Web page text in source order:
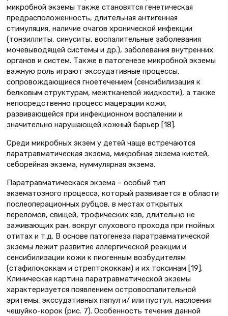
микробной экземы также становятся генетическая
предрасположенность, длительная антигенная
стимуляция, наличие очагов хронической инфекции
(тонзиллиты, синуситы, воспалительные заболевания
мочевыводящей системы и др.), заболевания внутренних
органов и систем. Также в патогенезе микробной экземы
важную роль играют экссудативные процессы,
сопровождающиеся гноетечением (сенсибилизация к
белковым структурам, межтканевой жидкости), а также
непосредственно процесс мацерации кожи,
развивающейся при инфекционном воспалении и
значительно нарушающей кожный барьер [18].
Среди микробных экзем у детей чаще встречаются
паратравматическая экзема, микробная экзема кистей,
себорейная экзема, нуммулярная экзема.
Паратравматическася экзема – особый тип
экзематозного процесса, который развивается в области
послеоперационных рубцов, в местах открытых
переломов, свищей, трофических язв, длительно не
заживающих ран, вокруг слухового прохода при гнойных
отитах и т.д. В основе патогенеза паратравматической
экземы лежит развитие аллергической реакции и
сенсибилизации кожи к пиогенным возбудителям
(стафилококкам и стрептококкам) и их токсинам [19].
Клиническая картина паратравматической экземы
характеризуется появлением островоспалительной
эритемы, экссудативных папул и/ или пустул, наслоения
чешуйко-корок (рис. 7). Особенность течения данной